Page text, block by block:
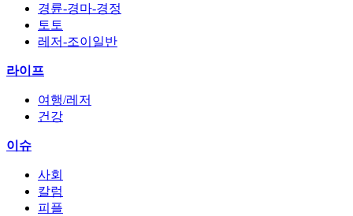
경륜-경마-경정
토토
레저-조이일반
라이프
여행/레저
건강
이슈
사회
칼럼
피플